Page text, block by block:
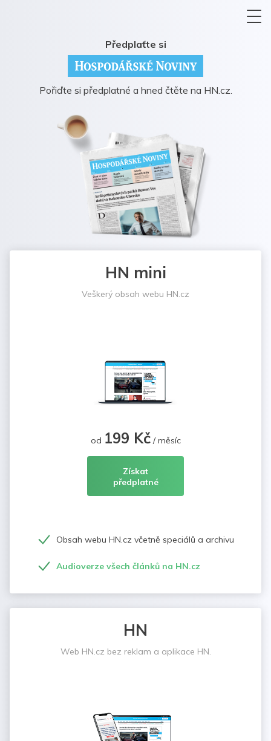
Předplaťte si
Pořiďte si předplatné a hned čtěte na HN.cz.
HN mini
Veškerý obsah webu HN.cz
od 199 Kč/ měsíc
Získat
předplatné
Obsah webu HN.cz včetně speciálů a archivu
Audioverze všech článků na HN.cz
HN
Web HN.cz bez reklam a aplikace HN.